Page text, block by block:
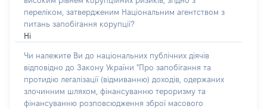
переліком, затвердженим Національним агентством з
питань запобігання корупції?
Ні
Чи належите Ви до національних публічних діячів
відповідно до Закону України "Про запобігання та
протидію легалізації (відмиванню) доходів, одержаних
злочинним шляхом, фінансуванню тероризму та
фінансуванню розповсюдження зброї масового